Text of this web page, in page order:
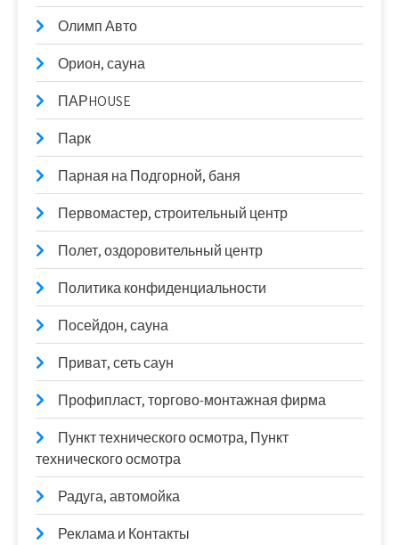
Олимп Авто
Орион, сауна
ПАРHOUSE
Парк
Парная на Подгорной, баня
Первомастер, строительный центр
Полет, оздоровительный центр
Политика конфиденциальности
Посейдон, сауна
Приват, сеть саун
Профипласт, торгово-монтажная фирма
Пункт технического осмотра, Пункт
технического осмотра
Радуга, автомойка
Реклама и Контакты